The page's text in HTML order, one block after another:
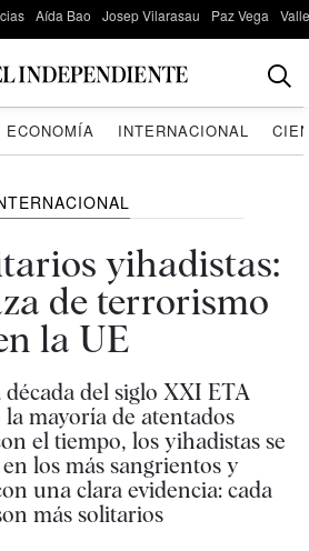
Aída Bao Josep Vilarasau Paz Vega
ECONOMÍA INTERNACIONAL
yihadistas:
de terrorismo
la UE
del siglo XXI ETA
mayoría de atentados
el tiempo, los yihadistas se
los más sangrientos y
una clara evidencia: cada
más solitarios